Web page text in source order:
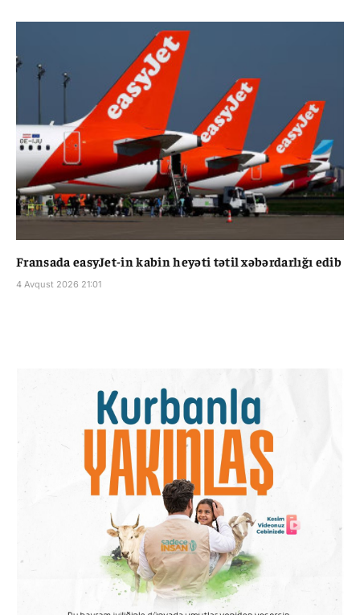
Fransada easyJet-in kabin heyəti tətil xəbərdarlığı edib
4 Avqust 2026 21:01